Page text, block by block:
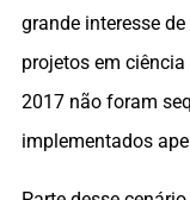
grande interesse
projetos em
2017 não foram
implementados